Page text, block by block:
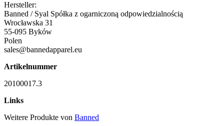
Hersteller:
Banned / Syal Spółka z ogarniczoną odpowiedzialnością
Wrocławska 31
55-095 Byków
Polen
sales@bannedapparel.eu
Artikelnummer
20100017.3
Links
Weitere Produkte von Banned